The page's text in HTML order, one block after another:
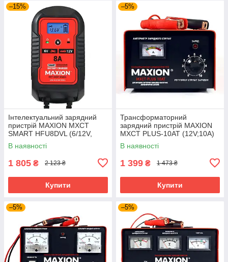
–15%
Інтелектуальний зарядний
пристрій MAXION MXCT
SMART HFU8DVL (6/12V,
4/8A)
В наявності
1 805 ₴ 2 123 ₴
Купити
–5%
Трансформаторний
зарядний пристрій MAXION
MXCT PLUS-10AT (12V;10A)
В наявності
1 399 ₴ 1 473 ₴
Купити
–5% –5%